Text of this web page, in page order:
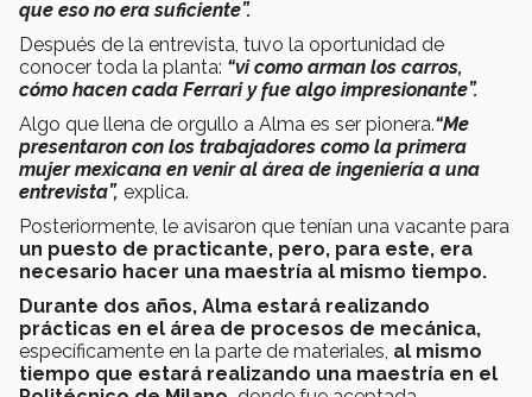
que eso no era suficiente”.
Después de la entrevista, tuvo la oportunidad de
conocer toda la planta: “vi como arman los carros,
cómo hacen cada Ferrari y fue algo impresionante”.
Algo que llena de orgullo a Alma es ser pionera.“Me
presentaron con los trabajadores como la primera
mujer mexicana en venir al área de ingeniería a una
entrevista”, explica.
Posteriormente, le avisaron que tenían una vacante para
un puesto de practicante, pero, para este, era
necesario hacer una maestría al mismo tiempo.
Durante dos años, Alma estará realizando
prácticas en el área de procesos de mecánica,
específicamente en la parte de materiales, al mismo
tiempo que estará realizando una maestría en el